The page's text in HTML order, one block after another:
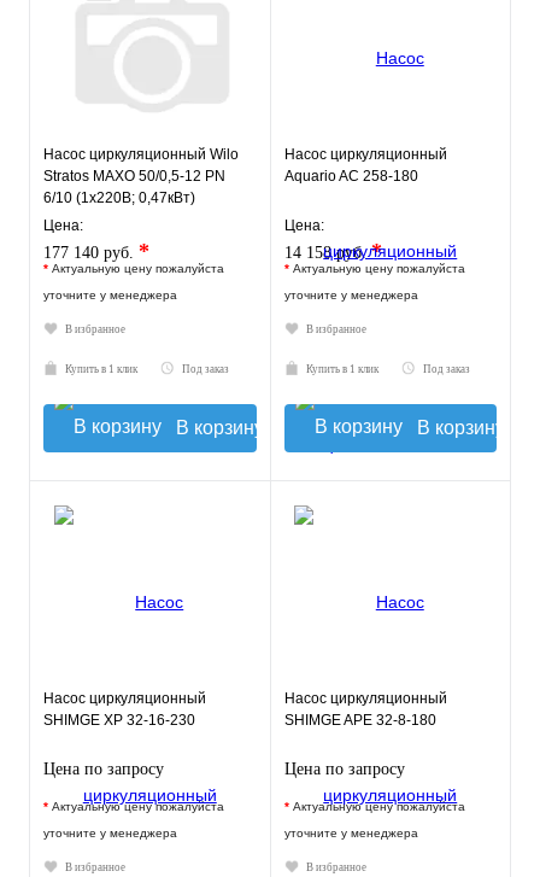
Насос циркуляционный Wilo
Stratos MAXO 50/0,5-12 PN
6/10 (1х220В; 0,47кВт)
Цена:
177 140 руб. *
* Актуальную цену пожалуйста
уточните у менеджера
В избранное
Купить в 1 клик Под заказ
В корзину
Насос циркуляционный
Aquario AC 258-180
Цена:
14 158 руб.*
* Актуальную цену пожалуйста
уточните у менеджера
В избранное
Купить в 1 клик Под заказ
В корзину
Насос циркуляционный
SHIMGE XP 32-16-230
Цена по запросу
* Актуальную цену пожалуйста
уточните у менеджера
В избранное
Насос циркуляционный
SHIMGE APE 32-8-180
Цена по запросу
* Актуальную цену пожалуйста
уточните у менеджера
В избранное